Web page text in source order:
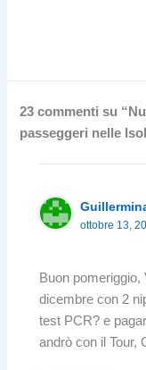
23 commenti su
passeggeri nelle
ottobre 13,
Buon pomeriggio,
dicembre con 2
test PCR? e
andrò con il Tour,